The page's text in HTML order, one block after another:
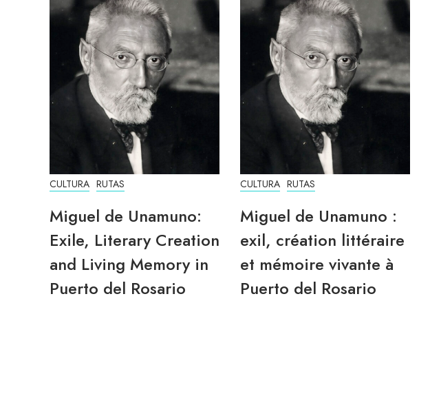
CULTURA RUTAS
Miguel de Unamuno:
Exile, Literary Creation
and Living Memory in
Puerto del Rosario
CULTURA RUTAS
Miguel de Unamuno :
exil, création littéraire
et mémoire vivante à
Puerto del Rosario